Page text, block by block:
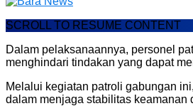
SCROLL TO RESUME CONTENT
Dalam pelaksanaannya, personel
menghindari tindakan yang dapat
Melalui kegiatan patroli gabungan
dalam menjaga stabilitas keamanan